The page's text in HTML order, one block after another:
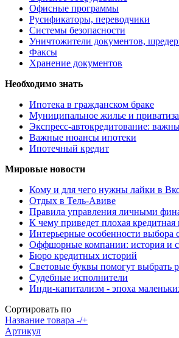
Офисные программы
Русификаторы, переводчики
Системы безопасности
Уничтожители документов,
Факсы
Хранение документов
Необходимо знать
Ипотека в гражданском браке
Муниципальное жилье и
Экспресс-автокредитование:
Важные нюансы ипотеки
Ипотечный кредит
Мировые новости
Кому и для чего нужны лайки в
Отдых в Тель-Авиве
Правила управления личными
К чему приведет плохая кредитная
Интерьерные особенности выбора
Оффшорные компании: история и
Бюро кредитных историй
Световые буквы помогут выбрать
Судебные исполнители
Инди-капитализм - эпоха
Сортировать по
Название товара -/+
Артикул